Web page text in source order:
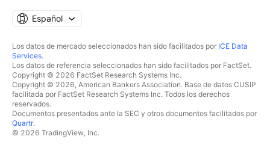
Español
Los datos de mercado seleccionados han sido facilitados por ICE Data
Services.
Los datos de referencia seleccionados han sido facilitados por FactSet.
Copyright © 2026 FactSet Research Systems Inc.
Copyright © 2026, American Bankers Association. Base de datos CUSIP
facilitada por FactSet Research Systems Inc. Todos los derechos
reservados.
Documentos presentados ante la SEC y otros documentos facilitados por
Quartr.
© 2026 TradingView, Inc.